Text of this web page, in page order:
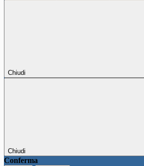
Chiudi
Chiudi
Conferma